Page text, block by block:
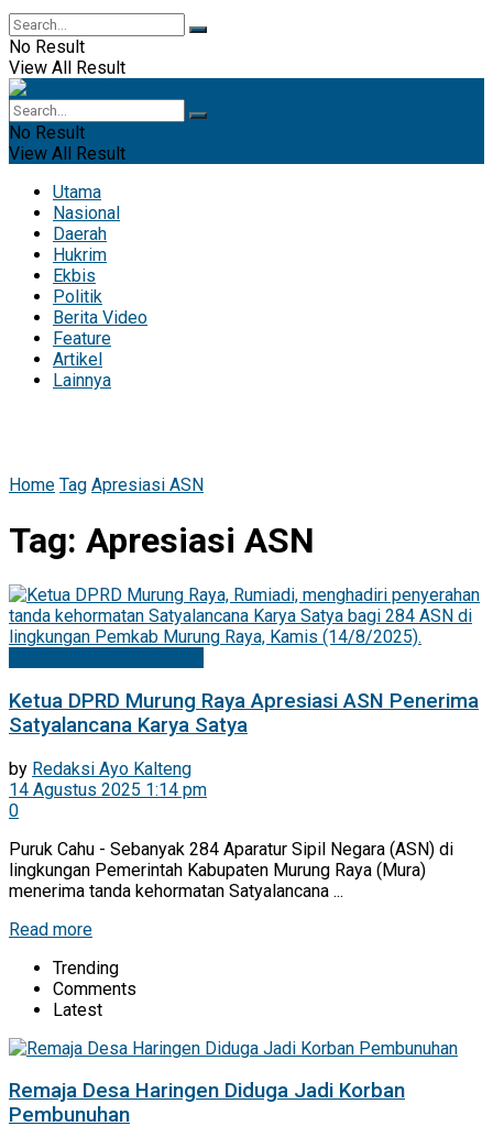
No Result
View All Result
No Result
View All Result
Utama
Nasional
Daerah
Hukrim
Ekbis
Politik
Berita Video
Feature
Artikel
Lainnya
Home Tag Apresiasi ASN
Tag: Apresiasi ASN
Ketua DPRD Murung Raya Apresiasi ASN Penerima
Satyalancana Karya Satya
by Redaksi Ayo Kalteng
14 Agustus 2025 1:14 pm
0
Puruk Cahu - Sebanyak 284 Aparatur Sipil Negara (ASN) di
lingkungan Pemerintah Kabupaten Murung Raya (Mura)
menerima tanda kehormatan Satyalancana ...
Read more
Trending
Comments
Latest
Remaja Desa Haringen Diduga Jadi Korban
Pembunuhan